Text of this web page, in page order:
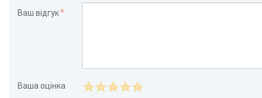
Ваш відгук
Ваша оцінка